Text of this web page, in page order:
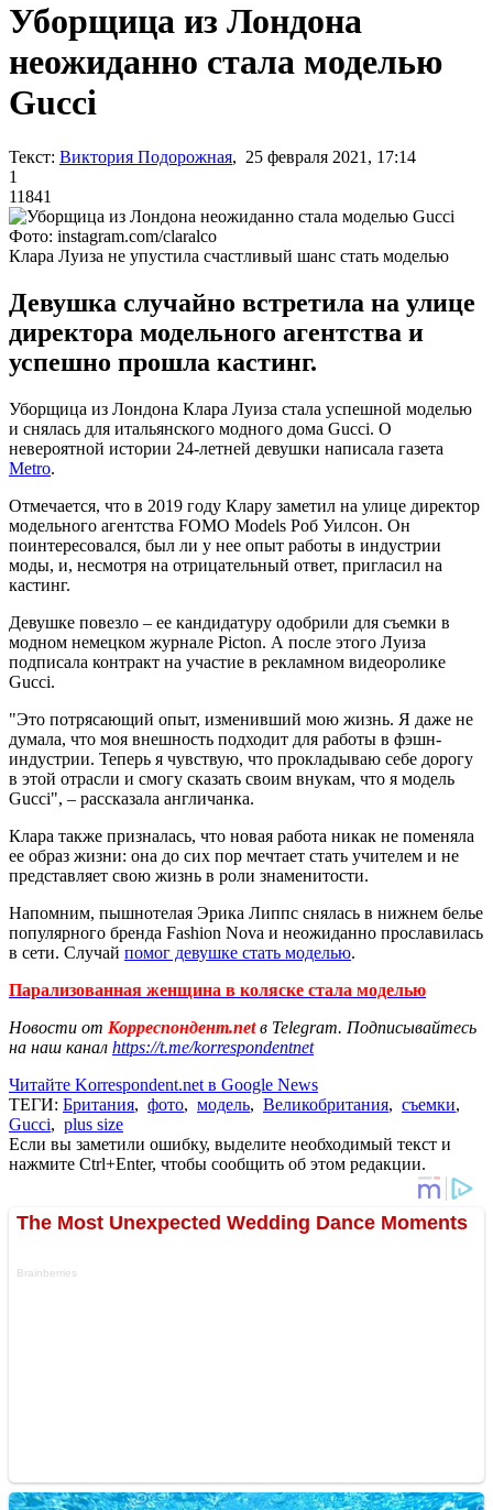
Уборщица из Лондона
неожиданно стала моделью
Gucci
Текст: Виктория Подорожная, 25 февраля 2021, 17:14
1
11841
Фото: instagram.com/claralco
Клара Луиза не упустила счастливый шанс стать моделью
Девушка случайно встретила на улице
директора модельного агентства и
успешно прошла кастинг.
Уборщица из Лондона Клара Луиза стала успешной моделью
и снялась для итальянского модного дома Gucci. О
невероятной истории 24-летней девушки написала газета
Metro.
Отмечается, что в 2019 году Клару заметил на улице директор
модельного агентства FOMO Models Роб Уилсон. Он
поинтересовался, был ли у нее опыт работы в индустрии
моды, и, несмотря на отрицательный ответ, пригласил на
кастинг.
Девушке повезло – ее кандидатуру одобрили для съемки в
модном немецком журнале Picton. А после этого Луиза
подписала контракт на участие в рекламном видеоролике
Gucci.
"Это потрясающий опыт, изменивший мою жизнь. Я даже не
думала, что моя внешность подходит для работы в фэшн-
индустрии. Теперь я чувствую, что прокладываю себе дорогу
в этой отрасли и смогу сказать своим внукам, что я модель
Gucci", – рассказала англичанка.
Клара также призналась, что новая работа никак не поменяла
ее образ жизни: она до сих пор мечтает стать учителем и не
представляет свою жизнь в роли знаменитости.
Напомним, пышнотелая Эрика Липпс снялась в нижнем белье
популярного бренда Fashion Nova и неожиданно прославилась
в сети. Случай помог девушке стать моделью.
Парализованная женщина в коляске стала моделью
Новости от Корреспондент.netв Telegram. Подписывайтесь
на наш канал https://t.me/korrespondentnet
Читайте Korrespondent.net в Google News
ТЕГИ: Британия, фото, модель, Великобритания, съемки,
Gucci, plus size
Если вы заметили ошибку, выделите необходимый текст и
нажмите Ctrl+Enter, чтобы сообщить об этом редакции.